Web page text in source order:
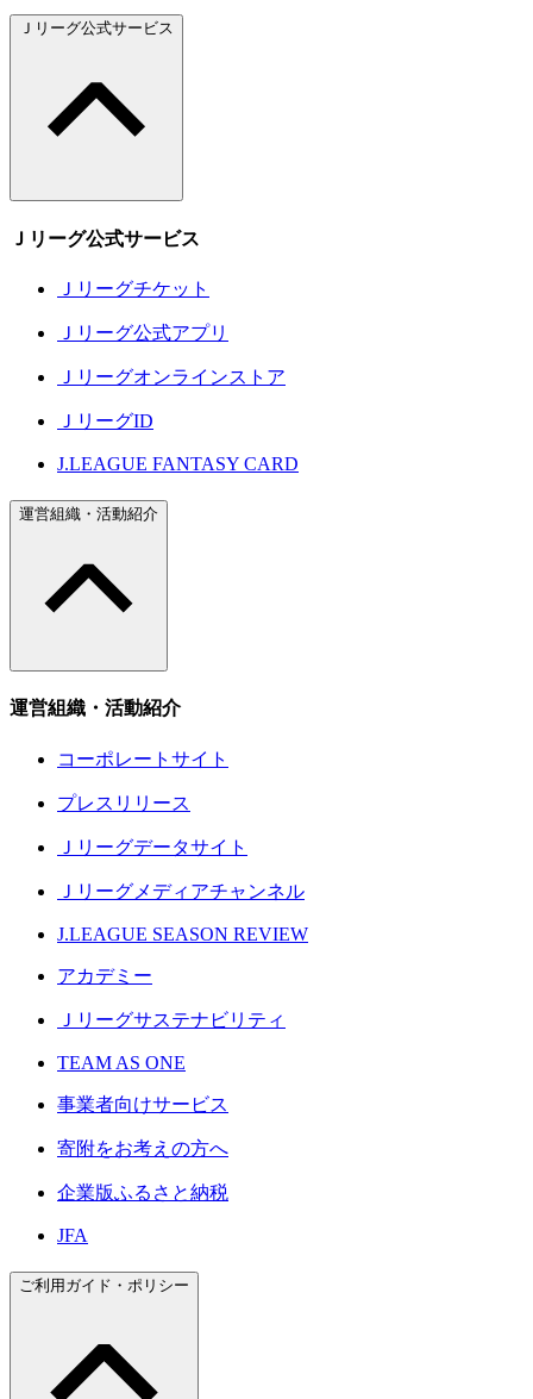
Ｊリーグ公式サービス
Ｊリーグ公式サービス
Ｊリーグチケット
Ｊリーグ公式アプリ
Ｊリーグオンラインストア
ＪリーグID
J.LEAGUE FANTASY CARD
運営組織・活動紹介
運営組織・活動紹介
コーポレートサイト
プレスリリース
Ｊリーグデータサイト
Ｊリーグメディアチャンネル
J.LEAGUE SEASON REVIEW
アカデミー
Ｊリーグサステナビリティ
TEAM AS ONE
事業者向けサービス
寄附をお考えの方へ
企業版ふるさと納税
JFA
ご利用ガイド・ポリシー